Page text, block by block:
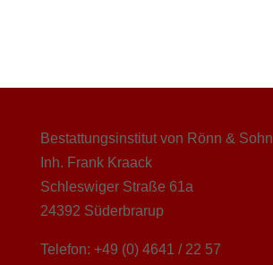
Bestattungsinstitut von Rönn & Sohn
Inh. Frank Kraack
Schleswiger Straße 61a
24392 Süderbrarup
Telefon: +49 (0) 4641 / 22 57